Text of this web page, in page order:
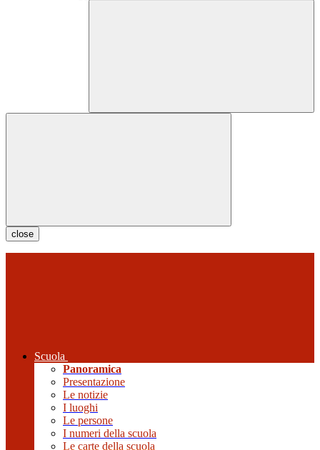
close
Scuola
Panoramica
Presentazione
Le notizie
I luoghi
Le persone
I numeri della scuola
Le carte della scuola